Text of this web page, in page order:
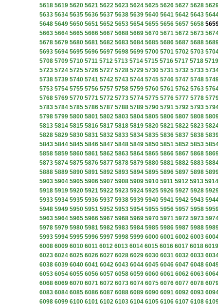
5618 5619 5620 5621 5622 5623 5624 5625 5626 5627 5628
5633 5634 5635 5636 5637 5638 5639 5640 5641 5642 5643
5648 5649 5650 5651 5652 5653 5654 5655 5656 5657 5658
5663 5664 5665 5666 5667 5668 5669 5670 5671 5672 5673
5678 5679 5680 5681 5682 5683 5684 5685 5686 5687 5688
5693 5694 5695 5696 5697 5698 5699 5700 5701 5702 5703
5708 5709 5710 5711 5712 5713 5714 5715 5716 5717 5718 5719
5723 5724 5725 5726 5727 5728 5729 5730 5731 5732 5733
5738 5739 5740 5741 5742 5743 5744 5745 5746 5747 5748
5753 5754 5755 5756 5757 5758 5759 5760 5761 5762 5763
5768 5769 5770 5771 5772 5773 5774 5775 5776 5777 5778
5783 5784 5785 5786 5787 5788 5789 5790 5791 5792 5793
5798 5799 5800 5801 5802 5803 5804 5805 5806 5807 5808
5813 5814 5815 5816 5817 5818 5819 5820 5821 5822 5823
5828 5829 5830 5831 5832 5833 5834 5835 5836 5837 5838
5843 5844 5845 5846 5847 5848 5849 5850 5851 5852 5853
5858 5859 5860 5861 5862 5863 5864 5865 5866 5867 5868
5873 5874 5875 5876 5877 5878 5879 5880 5881 5882 5883
5888 5889 5890 5891 5892 5893 5894 5895 5896 5897 5898
5903 5904 5905 5906 5907 5908 5909 5910 5911 5912 5913 5914
5918 5919 5920 5921 5922 5923 5924 5925 5926 5927 5928
5933 5934 5935 5936 5937 5938 5939 5940 5941 5942 5943
5948 5949 5950 5951 5952 5953 5954 5955 5956 5957 5958
5963 5964 5965 5966 5967 5968 5969 5970 5971 5972 5973
5978 5979 5980 5981 5982 5983 5984 5985 5986 5987 5988
5993 5994 5995 5996 5997 5998 5999 6000 6001 6002 6003
6008 6009 6010 6011 6012 6013 6014 6015 6016 6017 6018 6019
6023 6024 6025 6026 6027 6028 6029 6030 6031 6032 6033
6038 6039 6040 6041 6042 6043 6044 6045 6046 6047 6048
6053 6054 6055 6056 6057 6058 6059 6060 6061 6062 6063
6068 6069 6070 6071 6072 6073 6074 6075 6076 6077 6078
6083 6084 6085 6086 6087 6088 6089 6090 6091 6092 6093
6098 6099 6100 6101 6102 6103 6104 6105 6106 6107 6108